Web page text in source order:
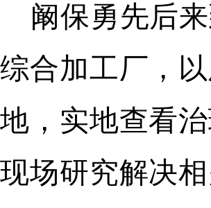
阚保勇先后
综合加工厂，
地，实地查看
现场研究解决